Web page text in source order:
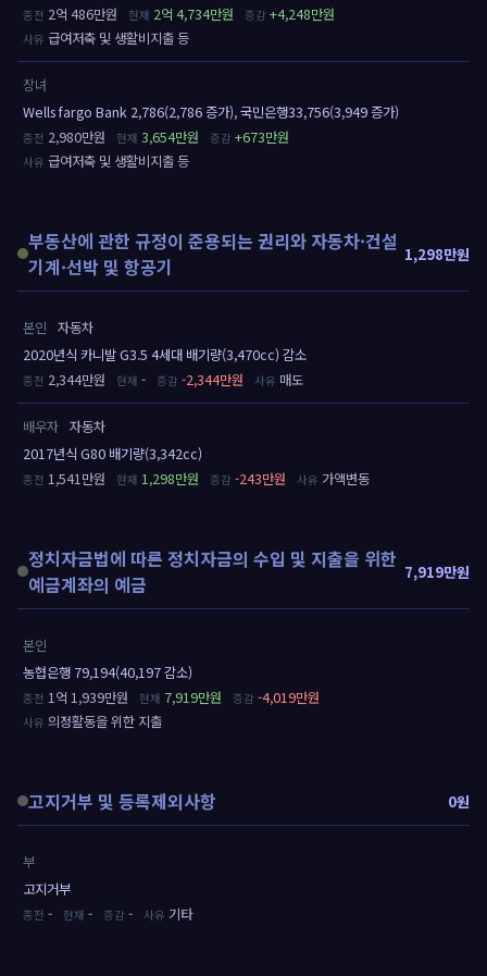
2억 486만원
2억 4,734만원
+4,248만원
급여저축 및 생활비지출 등
장녀
Wells fargo Bank 2,786(2,786 증가), 국민은행33,756(3,949 증가)
2,980만원
3,654만원
+673만원
급여저축 및 생활비지출 등
부동산에 관한 규정이 준용되는 권리와 자동차·건설
기계·선박 및 항공기
1,298만원
본인
자동차
2020년식 카니발 G3.5 4세대 배기량(3,470cc) 감소
2,344만원
- -2,344만원 매도
배우자 자동차
2017년식 G80 배기량(3,342cc)
1,541만원
1,298만원 -243만원 가액변동
정치자금법에 따른 정치자금의 수입 및 지출을 위한
예금계좌의 예금
7,919만원
본인
농협은행 79,194(40,197 감소)
1억 1,939만원
7,919만원
-4,019만원
의정활동을 위한 지출
고지거부 및 등록제외사항 0원
부
고지거부
-
- - 기타